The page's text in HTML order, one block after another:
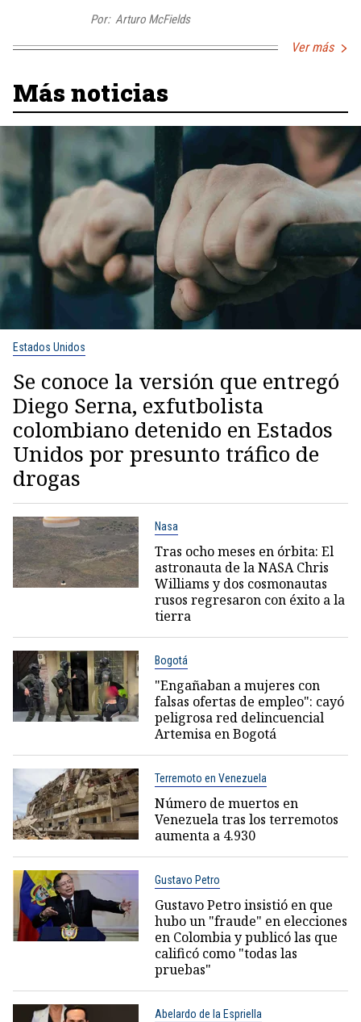
Por: Arturo McFields
Ver más
Más noticias
Estados Unidos
Se conoce la versión que entregó
Diego Serna, exfutbolista
colombiano detenido en Estados
Unidos por presunto tráfico de
drogas
Nasa
Tras ocho meses en órbita: El
astronauta de la NASA Chris
Williams y dos cosmonautas
rusos regresaron con éxito a la
tierra
Bogotá
"Engañaban a mujeres con
falsas ofertas de empleo": cayó
peligrosa red delincuencial
Artemisa en Bogotá
Terremoto en Venezuela
Número de muertos en
Venezuela tras los terremotos
aumenta a 4.930
Gustavo Petro
Gustavo Petro insistió en que
hubo un "fraude" en elecciones
en Colombia y publicó las que
calificó como "todas las
pruebas"
Abelardo de la Espriella